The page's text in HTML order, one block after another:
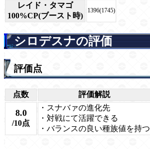
レイド・タマゴ
100%CP(ブースト時)
1396(1745)
シロデスナの評価
評価点
点数 評価解説
8.0
/10点
・スナバァの進化先
・対戦にて活躍できる
・バランスの良い種族値を持つ